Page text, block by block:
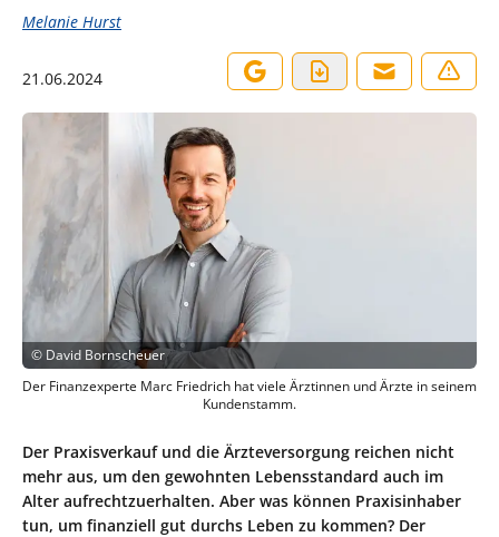
Melanie Hurst
21.06.2024
© David Bornscheuer
Der Finanzexperte Marc Friedrich hat viele Ärztinnen und Ärzte in seinem
Kundenstamm.
Der Praxisverkauf und die Ärzteversorgung reichen nicht
mehr aus, um den gewohnten Lebensstandard auch im
Alter aufrechtzuerhalten. Aber was können Praxisinhaber
tun, um finanziell gut durchs Leben zu kommen? Der